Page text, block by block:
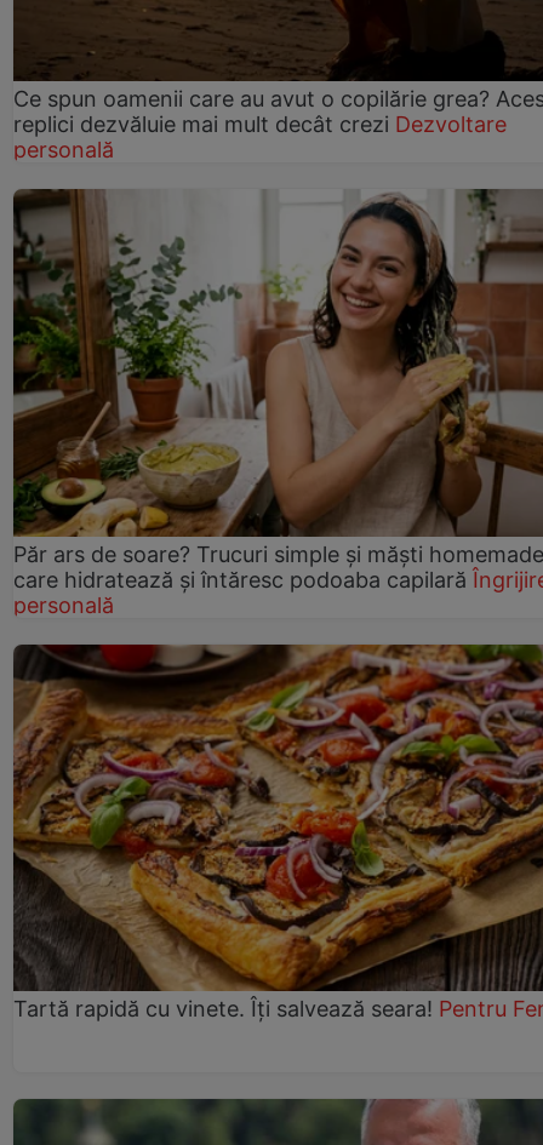
Ce spun oamenii care au avut o copilărie grea?
replici dezvăluie mai mult decât crezi Dezvoltare
personală
Păr ars de soare? Trucuri simple și măști homemade
care hidratează și întăresc podoaba capilară
personală
Tartă rapidă cu vinete. Îți salvează seara! Pentru